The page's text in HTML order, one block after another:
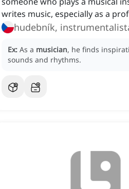
writes music, especially as a
hudebník,
Ex: As a musician, he finds
sounds and rhythms.